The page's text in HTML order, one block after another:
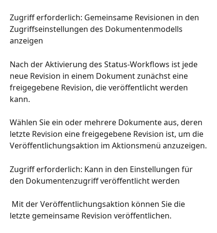
Zugriff erforderlich: Gemeinsame Revisionen in den
Zugriffseinstellungen des Dokumentenmodells
anzeigen
Nach der Aktivierung des Status-Workflows ist jede
neue Revision in einem Dokument zunächst eine
freigegebene Revision, die veröffentlicht werden
kann.
Wählen Sie ein oder mehrere Dokumente aus, deren
letzte Revision eine freigegebene Revision ist, um die
Veröffentlichungsaktion im Aktionsmenü anzuzeigen.
Zugriff erforderlich: Kann in den Einstellungen für
den Dokumentenzugriff veröffentlicht werden
letzte gemeinsame Revision veröffentlichen.